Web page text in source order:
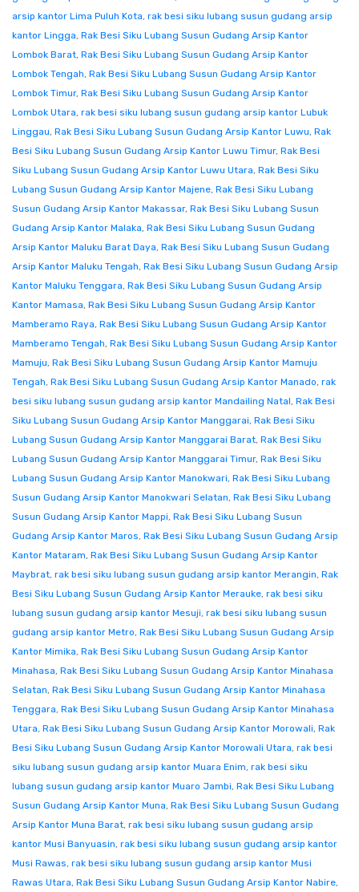
arsip kantor Lima Puluh Kota, rak besi siku lubang susun gudang arsip
kantor Lingga, Rak Besi Siku Lubang Susun Gudang Arsip Kantor
Lombok Barat, Rak Besi Siku Lubang Susun Gudang Arsip Kantor
Lombok Tengah, Rak Besi Siku Lubang Susun Gudang Arsip Kantor
Lombok Timur, Rak Besi Siku Lubang Susun Gudang Arsip Kantor
Lombok Utara, rak besi siku lubang susun gudang arsip kantor Lubuk
Linggau, Rak Besi Siku Lubang Susun Gudang Arsip Kantor Luwu, Rak
Besi Siku Lubang Susun Gudang Arsip Kantor Luwu Timur, Rak Besi
Siku Lubang Susun Gudang Arsip Kantor Luwu Utara, Rak Besi Siku
Lubang Susun Gudang Arsip Kantor Majene, Rak Besi Siku Lubang
Susun Gudang Arsip Kantor Makassar, Rak Besi Siku Lubang Susun
Gudang Arsip Kantor Malaka, Rak Besi Siku Lubang Susun Gudang
Arsip Kantor Maluku Barat Daya, Rak Besi Siku Lubang Susun Gudang
Arsip Kantor Maluku Tengah, Rak Besi Siku Lubang Susun Gudang Arsip
Kantor Maluku Tenggara, Rak Besi Siku Lubang Susun Gudang Arsip
Kantor Mamasa, Rak Besi Siku Lubang Susun Gudang Arsip Kantor
Mamberamo Raya, Rak Besi Siku Lubang Susun Gudang Arsip Kantor
Mamberamo Tengah, Rak Besi Siku Lubang Susun Gudang Arsip Kantor
Mamuju, Rak Besi Siku Lubang Susun Gudang Arsip Kantor Mamuju
Tengah, Rak Besi Siku Lubang Susun Gudang Arsip Kantor Manado, rak
besi siku lubang susun gudang arsip kantor Mandailing Natal, Rak Besi
Siku Lubang Susun Gudang Arsip Kantor Manggarai, Rak Besi Siku
Lubang Susun Gudang Arsip Kantor Manggarai Barat, Rak Besi Siku
Lubang Susun Gudang Arsip Kantor Manggarai Timur, Rak Besi Siku
Lubang Susun Gudang Arsip Kantor Manokwari, Rak Besi Siku Lubang
Susun Gudang Arsip Kantor Manokwari Selatan, Rak Besi Siku Lubang
Susun Gudang Arsip Kantor Mappi, Rak Besi Siku Lubang Susun
Gudang Arsip Kantor Maros, Rak Besi Siku Lubang Susun Gudang Arsip
Kantor Mataram, Rak Besi Siku Lubang Susun Gudang Arsip Kantor
Maybrat, rak besi siku lubang susun gudang arsip kantor Merangin, Rak
Besi Siku Lubang Susun Gudang Arsip Kantor Merauke, rak besi siku
lubang susun gudang arsip kantor Mesuji, rak besi siku lubang susun
gudang arsip kantor Metro, Rak Besi Siku Lubang Susun Gudang Arsip
Kantor Mimika, Rak Besi Siku Lubang Susun Gudang Arsip Kantor
Minahasa, Rak Besi Siku Lubang Susun Gudang Arsip Kantor Minahasa
Selatan, Rak Besi Siku Lubang Susun Gudang Arsip Kantor Minahasa
Tenggara, Rak Besi Siku Lubang Susun Gudang Arsip Kantor Minahasa
Utara, Rak Besi Siku Lubang Susun Gudang Arsip Kantor Morowali, Rak
Besi Siku Lubang Susun Gudang Arsip Kantor Morowali Utara, rak besi
siku lubang susun gudang arsip kantor Muara Enim, rak besi siku
lubang susun gudang arsip kantor Muaro Jambi, Rak Besi Siku Lubang
Susun Gudang Arsip Kantor Muna, Rak Besi Siku Lubang Susun Gudang
Arsip Kantor Muna Barat, rak besi siku lubang susun gudang arsip
kantor Musi Banyuasin, rak besi siku lubang susun gudang arsip kantor
Musi Rawas, rak besi siku lubang susun gudang arsip kantor Musi
Rawas Utara, Rak Besi Siku Lubang Susun Gudang Arsip Kantor Nabire,